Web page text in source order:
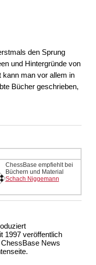
den Sprung
und Hintergründe von
kann man vor allem in
Bücher geschrieben,
ChessBase empfiehlt bei
Büchern und Material
Schach Niggemann
1997 veröffentlich
News